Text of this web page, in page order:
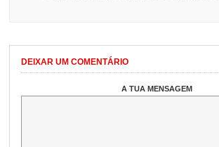
DEIXAR UM COMENTÁRIO
A TUA MENSAGEM